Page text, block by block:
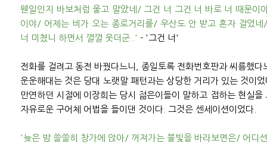
웬일인지 바보처럼 울고 말았네/ 그건 너 그건 너 바로 너 때문이
이야/ 어제는 비가 오는 종로거리를/ 우산도 안 받고 혼자 걸었
너 미쳤니 하면서 껄껄 웃더군..' - '그건 너'
전화를 걸려고 동전 바꿨다느니, 종일토록 전화번호판과 씨름했
운운해대는 것은 당대 노랫말 패턴과는 상당한 거리가 있는 것이
만연하던 시절에 이장희는 당시 젊은이들이 말하고 접하는 현실
자유로운 구어체 어법을 들이댄 것이다. 그것은 센세이션이었다.
'늦은 밤 쓸쓸히 창가에 앉아/ 꺼져가는 불빛을 바라보면은/ 어디